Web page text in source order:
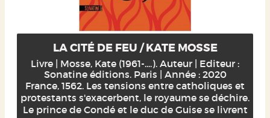
LA CITÉ DE FEU / KATE MOSSE
Livre | Mosse, Kate (1961-....). Auteur | Editeur :
Sonatine éditions. Paris | Année : 2020
France, 1562. Les tensions entre catholiques et
protestants s'exacerbent, le royaume se déchire.
Le prince de Condé et le duc de Guise se livrent